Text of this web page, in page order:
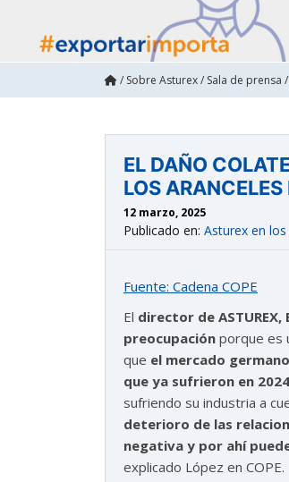
/ Sobre Asturex/ Sala de prensa /
EL DAÑO
LOS
12 marzo, 2025
Publicado en: Asturex en
Fuente: Cadena COPE
El director de ASTUREX,
preocupación porque es
que el mercado
que ya sufrieron en
sufriendo su industria a
deterioro de las
negativa y por ahí
explicado López en COPE.